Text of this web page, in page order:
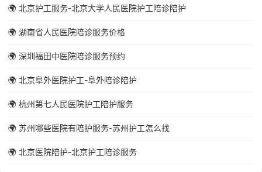
🌍 北京护工服务-北京大学人民医院护工陪诊陪护
🌍 湖南省人民医院陪诊服务价格
🌍 深圳福田中医院陪诊服务预约
🌍 北京阜外医院护工-阜外陪诊陪护
🌍 杭州第七人民医院护工陪护服务
🌍 苏州哪些医院有陪护服务-苏州护工怎么找
🌍 北京医院陪护-北京护工陪诊服务